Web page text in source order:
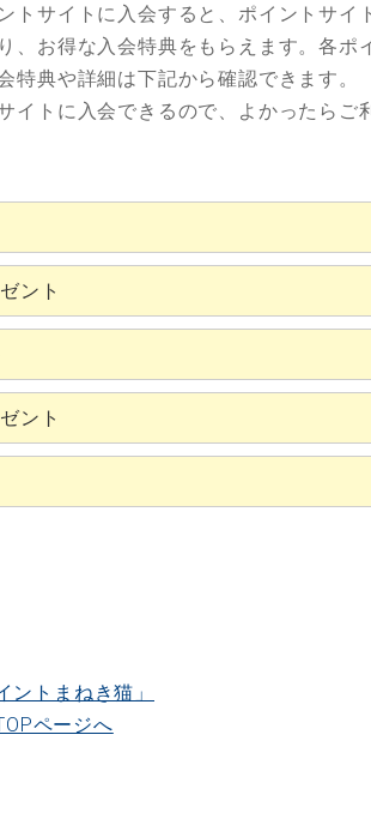
トサイトに入会すると、ポイントサイ
、お得な入会特典をもらえます。各ポ
特典や詳細は下記から確認できます。
トに入会できるので、よかったらご
ント
ント
ントまねき猫」
ページへ